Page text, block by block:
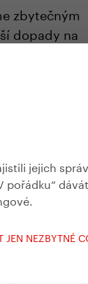
jejich
pořádku“
JEN NEZBYTNÉ
zbytečným
dopady na